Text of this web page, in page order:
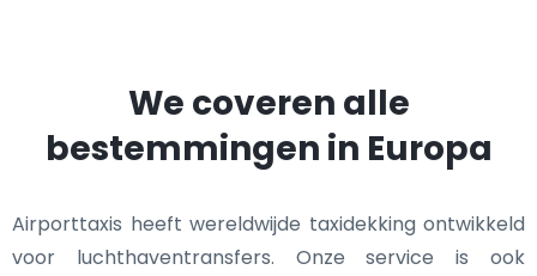
We coveren alle
bestemmingen in Europa
Airporttaxis heeft wereldwijde taxidekking ontwikkeld
voor luchthaventransfers. Onze service is ook